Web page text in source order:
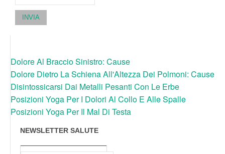
INVIA
Dolore Al Braccio Sinistro: Cause
Dolore Dietro La Schiena All'Altezza Dei Polmoni: Cause
Disintossicarsi Dai Metalli Pesanti Con Le Erbe
Posizioni Yoga Per I Dolori Al Collo E Alle Spalle
Posizioni Yoga Per Il Mal Di Testa
NEWSLETTER SALUTE